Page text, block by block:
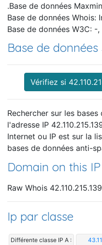
.Base de données
Base de données Whois:
Base de données W3C: -
Base de données
Vérifiez si
Rechercher sur les
l'adresse IP
Internet ou IP est sur la
bases de données anti-
Domain on this IP
Raw Whois 42.110.215.139
Ip par classe
Différente classe IP A :